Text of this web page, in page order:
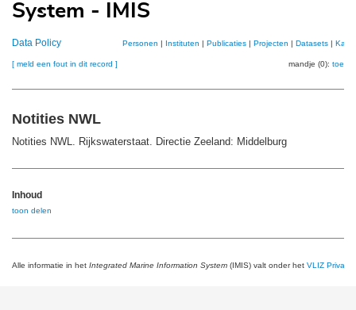
System - IMIS
Data Policy Personen | Instituten | Publicaties | Projecten | Datasets |
[ meld een fout in dit record ] mandje (0):
Notities NWL
Notities NWL. Rijkswaterstaat. Directie Zeeland: Middelburg
Inhoud
toon delen
Alle informatie in het Integrated Marine Information System (IMIS) valt onder het VLIZ Privacy